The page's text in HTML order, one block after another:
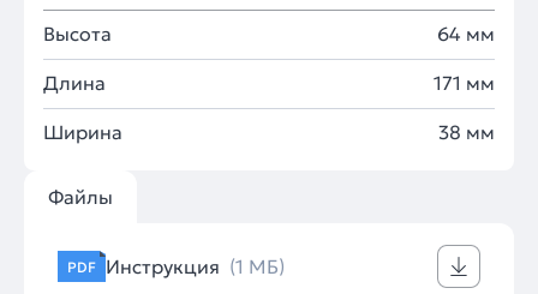
Высота 64 мм
Длина 171 мм
Ширина 38 мм
Файлы
PDF Инструкция (1 МБ)